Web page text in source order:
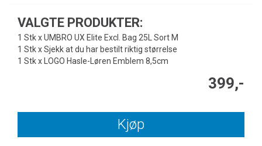
VALGTE PRODUKTER:
1 Stk x UMBRO UX Elite Excl. Bag 25L Sort M
1 Stk x Sjekk at du har bestilt riktig størrelse
1 Stk x LOGO Hasle-Løren Emblem 8,5cm
399,-
Kjøp